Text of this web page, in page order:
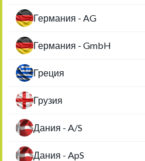
Германия - AG
Германия - GmbH
Греция
Грузия
Дания - A/S
Дания - ApS